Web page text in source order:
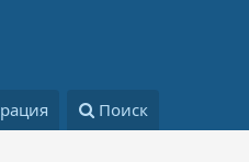
Поиск